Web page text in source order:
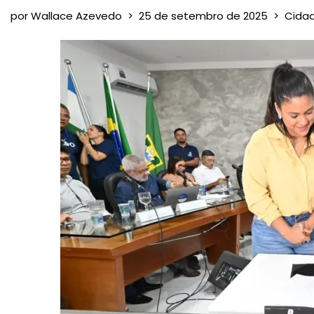
porWallace Azevedo 25 de setembro de 2025